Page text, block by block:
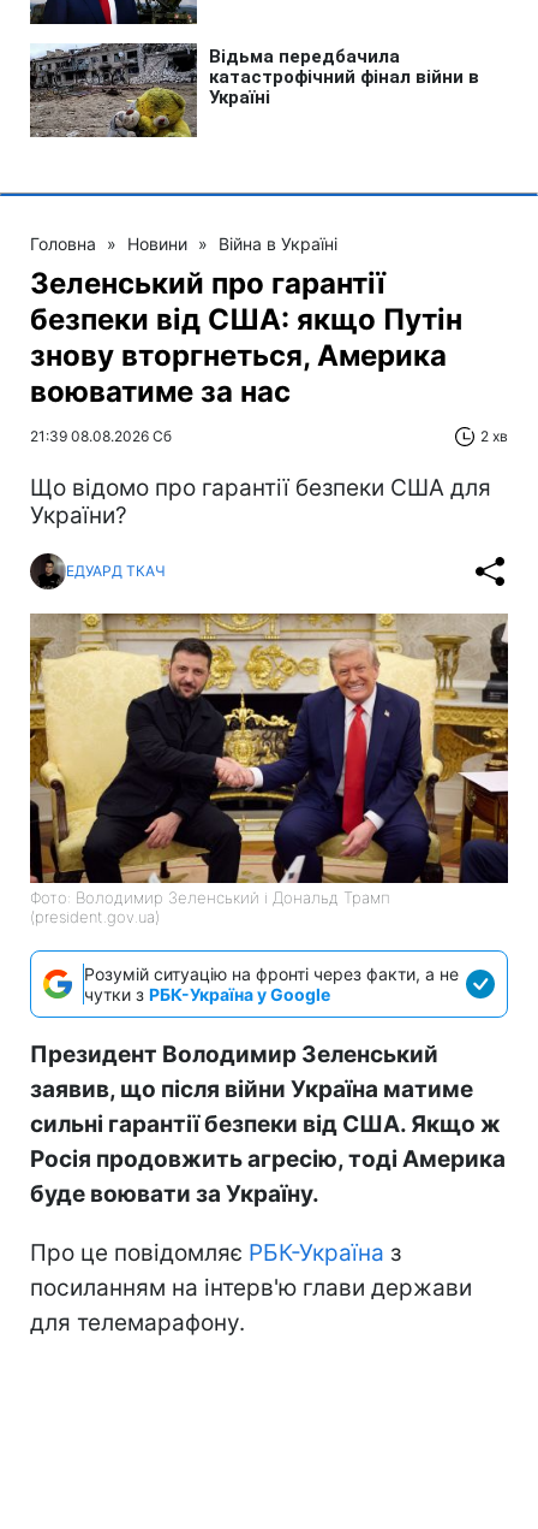
Головна » Новини » Війна в Україні
Зеленський про гарантії
безпеки від США: якщо Путін
знову вторгнеться, Америка
воюватиме за нас
21:39 08.08.2026 Сб 2 хв
Що відомо про гарантії безпеки США для
України?
ЕДУАРД ТКАЧ
Фото: Володимир Зеленський і Дональд Трамп
(president.gov.ua)
Розумій ситуацію на фронті через факти, а не
чутки з РБК-Україна у Google
Президент Володимир Зеленський
заявив, що після війни Україна матиме
сильні гарантії безпеки від США. Якщо ж
Росія продовжить агресію, тоді Америка
буде воювати за Україну.
Про це повідомляє РБК-Україна з
посиланням на інтерв'ю глави держави
для телемарафону.